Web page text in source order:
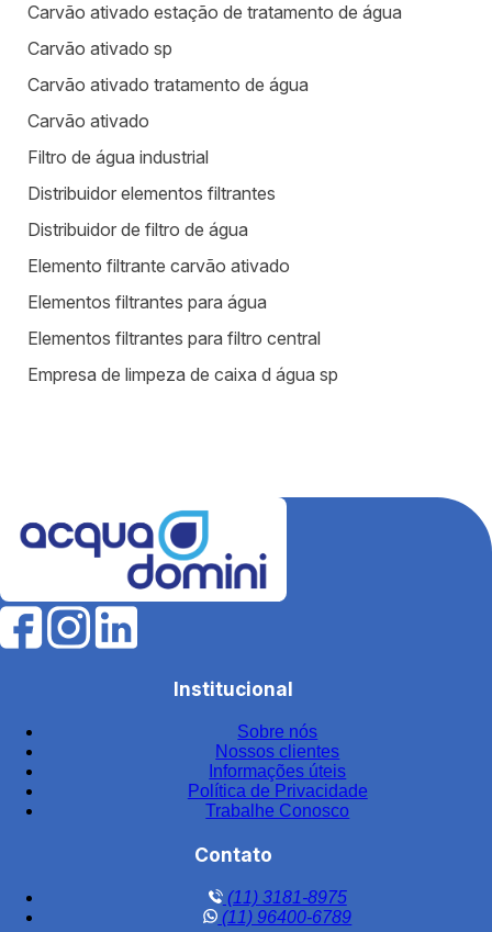
Carvão ativado estação de tratamento de água
Carvão ativado sp
Carvão ativado tratamento de água
Carvão ativado
Filtro de água industrial
Distribuidor elementos filtrantes
Distribuidor de filtro de água
Elemento filtrante carvão ativado
Elementos filtrantes para água
Elementos filtrantes para filtro central
Empresa de limpeza de caixa d água sp
Fábrica de filtros para tratamento de água
Fabricantes de elementos filtrantes
Filtro de água para indústria
Filtro de água industrial
Filtro de carvão ativado para água
Filtro de carvão ativado industrial
Filtro de carvão ativado para tratamento de água
Filtro de carvão preço
Filtro central de água
Institucional
Sobre nós
Nossos clientes
Informações úteis
Política de Privacidade
Trabalhe Conosco
Contato
(11) 3181-8975
(11) 96400-6789